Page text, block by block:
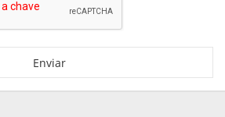
Enviar